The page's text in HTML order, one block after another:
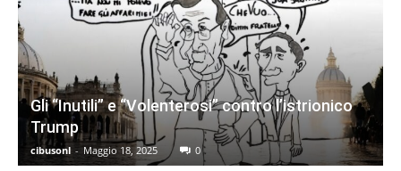
Gli “Inutili” e “Volenterosi” contro l’istrionico
Trump
cibusonl - Maggio 18, 2025 0